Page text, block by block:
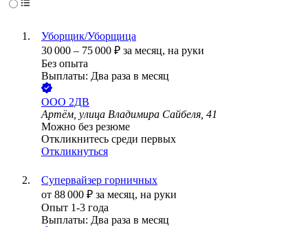
Уборщик/Уборщица
30 000 – 75 000 ₽ за месяц, на руки
Без опыта
Выплаты: Два раза в месяц
ООО 2ДВ
Артём, улица Владимира Сайбеля, 41
Можно без резюме
Откликнитесь среди первых
Откликнуться
Супервайзер горничных
от 88 000 ₽ за месяц, на руки
Опыт 1-3 года
Выплаты: Два раза в месяц